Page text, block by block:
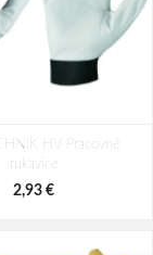
12 párov
35,19 €
HV Pracovné
rukavice
2,93 €